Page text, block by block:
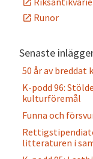
Runor
Senaste
50 år av
K-podd 96:
kulturföremål
Funna och
litteraturen i